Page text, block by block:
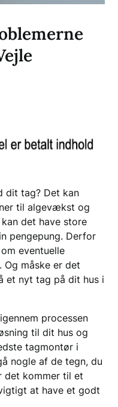
dit tag? Det kan
til algevækst og
det have store
pengepung. Derfor
eventuelle
måske er det
et nyt tag på dit hus i
processen
til dit hus og
tagmontør i
nogle af de tegn, du
det kommer til et
at have et godt